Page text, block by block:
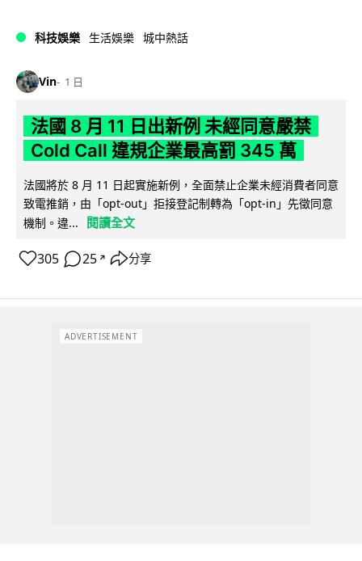
科技娛樂 生活娛樂 城中熱話
Vin 1 日
法國 8 月 11 日出新例 未經同意嚴禁
Cold Call 違規企業最高罰 345 萬
法國將於 8 月 11 日起實施新例，全面禁止企業未經消費者同意
致電推銷，由「opt-out」拒接登記制轉為「opt-in」先徵同意
機制。違...
閱讀全文
305 25 ↗ 分享
ADVERTISEMENT